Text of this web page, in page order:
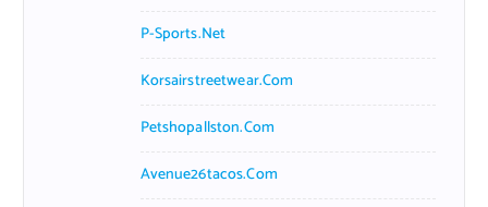
P-Sports.net
Korsairstreetwear.com
Petshopallston.com
Avenue26tacos.com